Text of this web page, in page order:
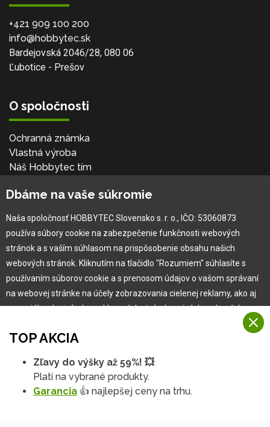
+421 909 100 200
info@hobbytec.sk
Bardejovská 2046/28, 080 06
Ľubotice - Prešov
O spoločnosti
Ochranná známka
Vlastná výroba
Náš Hobbytec tím
Naša história
Pre zákazníka
Garancia najlepšej ceny
Užívateľský manuál
Reklamácia
TOP AKCIA
Zľavy do výšky až 59%! 💥
Platí na vybrané produkty.
Garancia 👍 najlepšej ceny na trhu.
Dbáme na vaše súkromie
Naša spoločnosť HOBBYTEC Slovensko s. r. o., IČO: 53060873
používa súbory cookie na zabezpečenie funkčnosti webových
stránok a s vaším súhlasom na prispôsobenie obsahu našich
webových stránok. Kliknutím na tlačidlo "Rozumiem" súhlasíte s
používaním súborov cookie a s prenosom údajov o vašom správaní
na webovej stránke na účely zobrazovania cielenej reklamy, ako aj
na sociálnych sieťach a reklamných sieťach na iných webových
Viac informácií
Na našich webových stránkach používame niekoľko kategórií
Rozumiem